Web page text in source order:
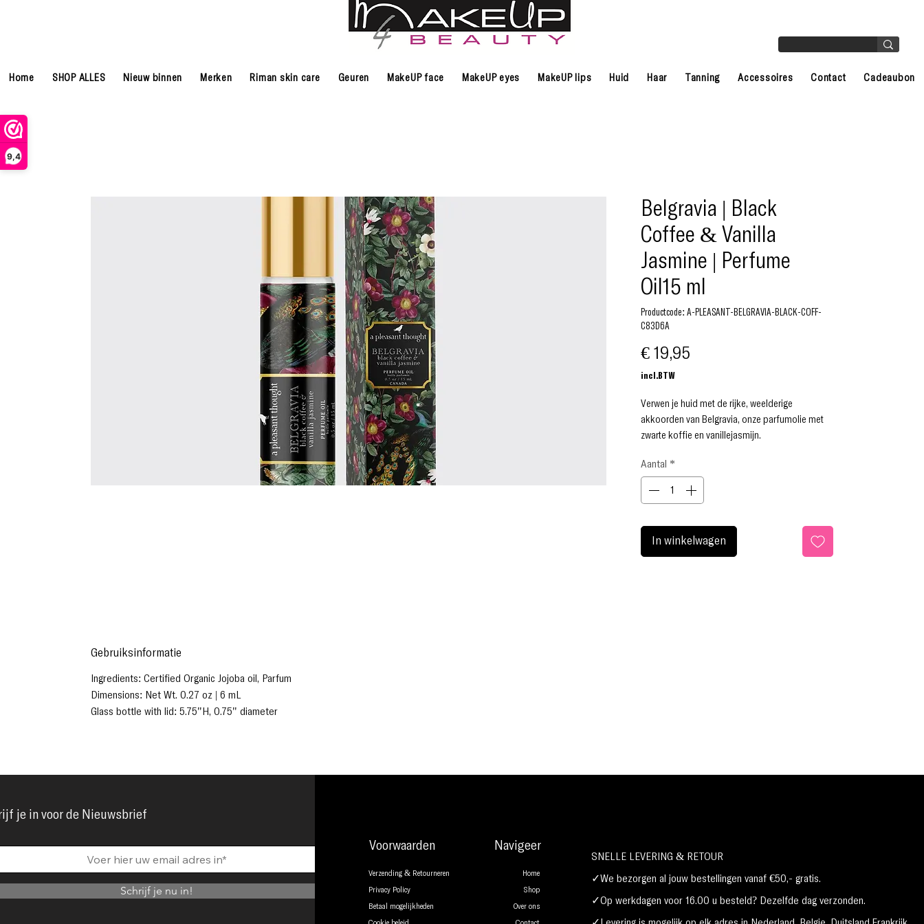
9,4
Home SHOP ALLES Nieuw binnen Merken Riman skin care Geuren MakeUP face MakeUP eyes MakeUP lips Huid Haar Tanning Accessoires Contact Cadeaubon
Belgravia | Black
Coffee & Vanilla
Jasmine | Perfume
Oil15 ml
Productcode: A-PLEASANT-BELGRAVIA-BLACK-COFF-
C83D6A
€ 19,95
incl.BTW
Verwen je huid met de rijke, weelderige
akkoorden van Belgravia, onze parfumolie met
zwarte koffie en vanillejasmijn.
samengesteld om voedend, delicaat en
langdurig op de huid te zijn.
GEURPROFIEL Zachte Oriëntaalse geur.
HART: jasmijn sambac, oranjebloesem
BASIS: vanille, koffie, vanilleorchidee, patchouli
Aantal *
In winkelwagen
Gebruiksinformatie
Ingredients: Certified Organic Jojoba oil, Parfum
Dimensions: Net Wt. 0.27 oz | 6 mL
Glass bottle with lid: 5.75"H, 0.75" diameter
je in voor de Nieuwsbrief
Schrijf je nu in!
Voorwaarden
Verzending & Retourneren
Privacy Policy
Betaal mogelijkheden
Navigeer
Home
Shop
Over ons
SNELLE LEVERING & RETOUR
✓We bezorgen al jouw bestellingen vanaf €50,- gratis.
✓Op werkdagen voor 16.00 u besteld? Dezelfde dag verzonden.